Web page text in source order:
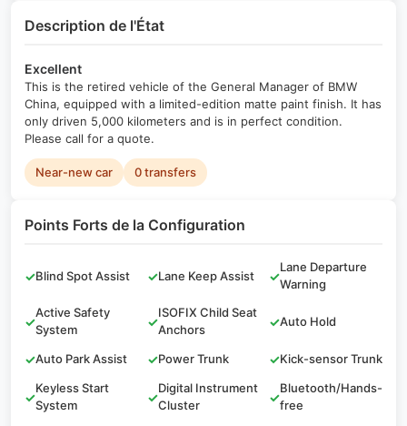
Description de l'État
Excellent
This is the retired vehicle of the General Manager of BMW
China, equipped with a limited-edition matte paint finish. It has
only driven 5,000 kilometers and is in perfect condition.
Please call for a quote.
Near-new car 0 transfers
Points Forts de la Configuration
✓Blind Spot Assist ✓Lane Keep Assist ✓
Lane Departure
Warning
✓
Active Safety
System
✓
ISOFIX Child Seat
Anchors
✓Auto Hold
✓Auto Park Assist ✓Power Trunk ✓Kick-sensor Trunk
✓
Keyless Start
System
✓
Digital Instrument
Cluster
✓
Bluetooth/Hands-
free